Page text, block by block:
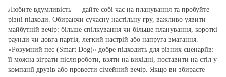
Любите вдумливість — дайте собі час на планування та пробуйте
різні підходи. Обираючи сучасну настільну гру, важливо уявити
майбутній вечір: більше спілкування чи більше планування, короткі
раунди чи довга партія, легкий настрій або напруга змагання.
«Розумний пес (Smart Dog)» добре підходить для різних сценаріїв:
її можна зіграти після роботи, взяти на вихідні, поставити на стіл у
компанії друзів або провести сімейний вечір. Якщо ви збираєте